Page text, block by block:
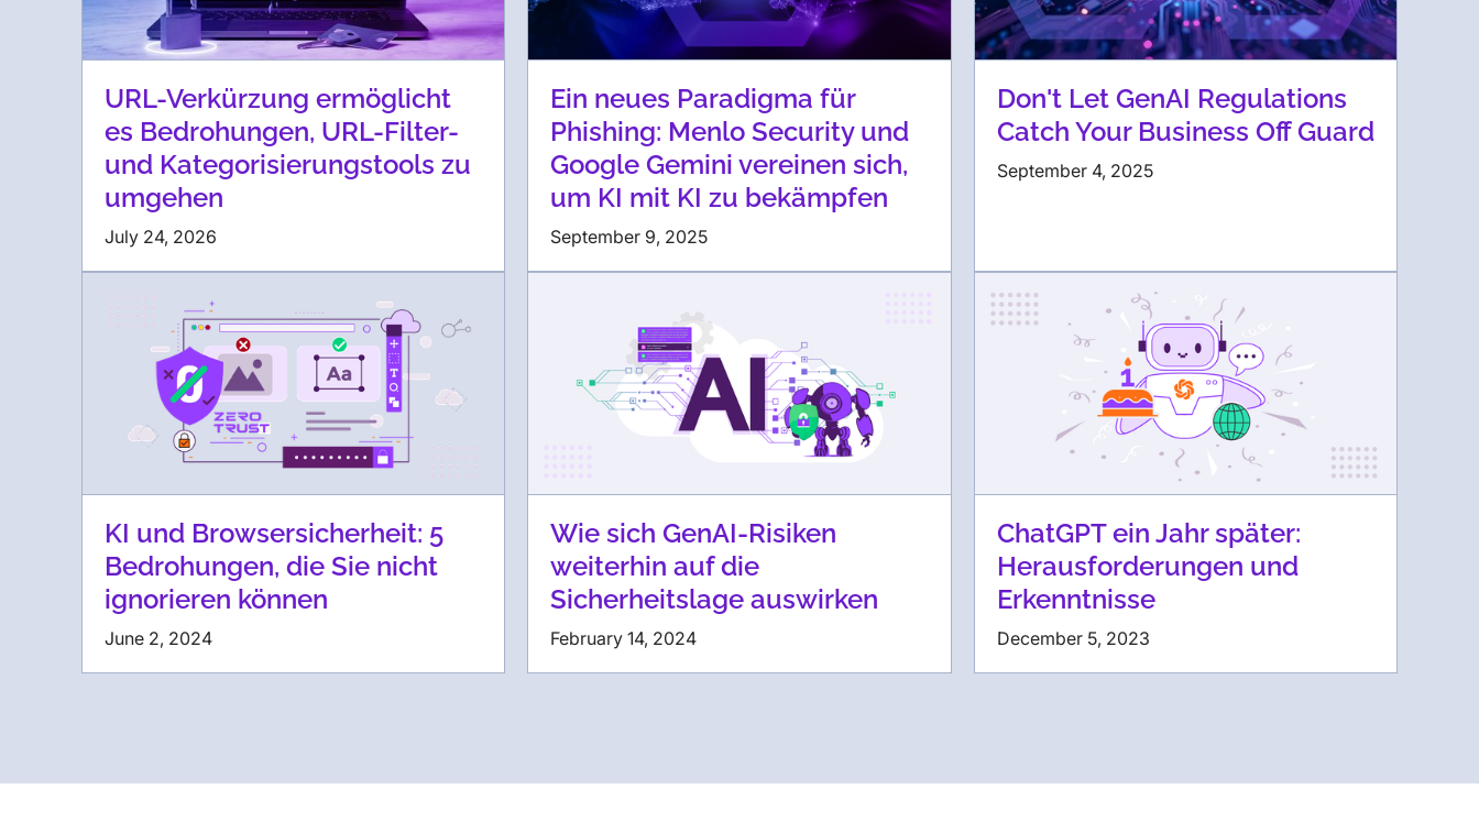
URL-Verkürzung ermöglicht
es Bedrohungen, URL-Filter-
und Kategorisierungstools zu
umgehen
July 24, 2026
Ein neues Paradigma für
Phishing: Menlo Security und
Google Gemini vereinen sich,
um KI mit KI zu bekämpfen
September 9, 2025
Don't Let GenAI Regulations
Catch Your Business Off Guard
September 4, 2025
KI und Browsersicherheit: 5
Bedrohungen, die Sie nicht
ignorieren können
June 2, 2024
Wie sich GenAI-Risiken
weiterhin auf die
Sicherheitslage auswirken
February 14, 2024
ChatGPT ein Jahr später:
Herausforderungen und
Erkenntnisse
December 5, 2023